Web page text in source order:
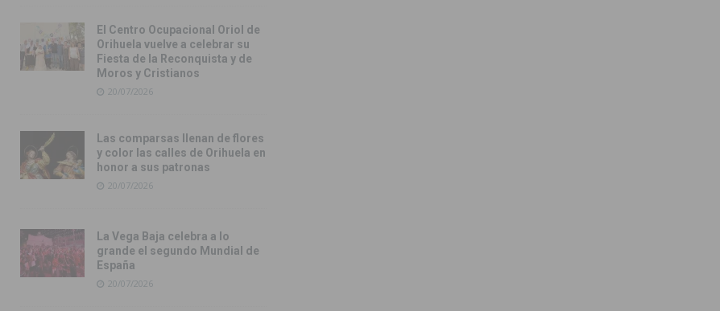
El Centro Ocupacional Oriol de
Orihuela vuelve a celebrar su
Fiesta de la Reconquista y de
Moros y Cristianos
20/07/2026
Las comparsas llenan de flores
y color las calles de Orihuela en
honor a sus patronas
20/07/2026
La Vega Baja celebra a lo
grande el segundo Mundial de
España
20/07/2026